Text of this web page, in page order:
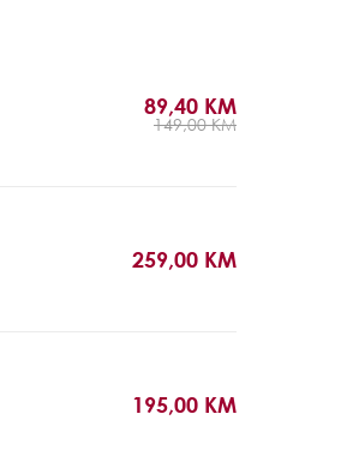
89,40 KM
149,00 KM
259,00 KM
195,00 KM